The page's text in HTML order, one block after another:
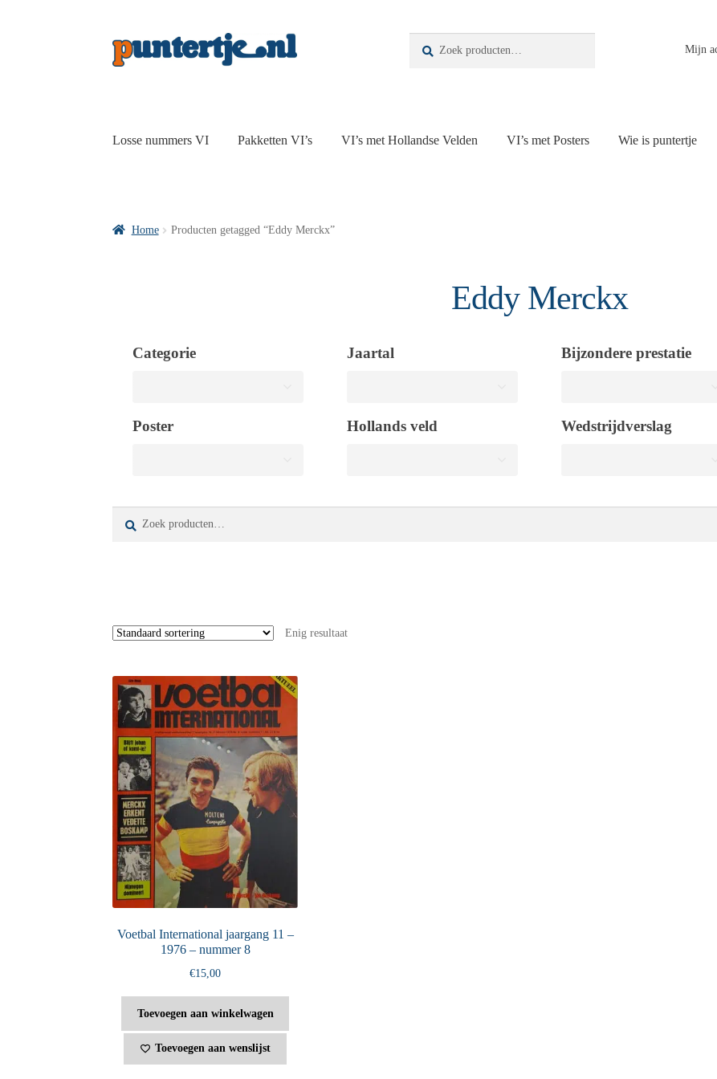
Zoeken
Mijn
Losse nummers VI Pakketten VI’s VI’s met Hollandse Velden VI’s met Posters Wie is puntertje
Home Producten getagged “Eddy Merckx”
Eddy Merckx
Categorie Jaartal Bijzondere prestatie
Poster Hollands veld Wedstrijdverslag
Enig resultaat
Voetbal International jaargang 11 –
1976 – nummer 8
€15,00
Toevoegen aan winkelwagen
Toevoegen aan wenslijst